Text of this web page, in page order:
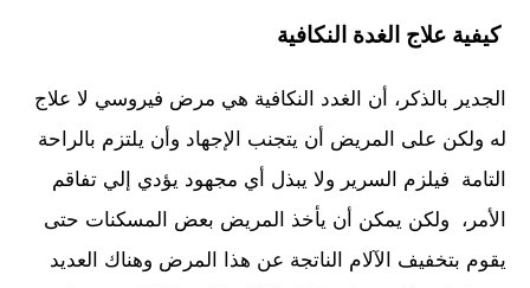
كيفية علاج الغدة النكافية
الجدير بالذكر، أن الغدد النكافية هي مرض فيروسي لا علاج
له ولكن على المريض أن يتجنب الإجهاد وأن يلتزم بالراحة
التامة فيلزم السرير ولا يبذل أي مجهود يؤدي إلي تفاقم
الأمر، ولكن يمكن أن يأخذ المريض بعض المسكنات حتى
يقوم بتخفيف الآلام الناتجة عن هذا المرض وهناك العديد